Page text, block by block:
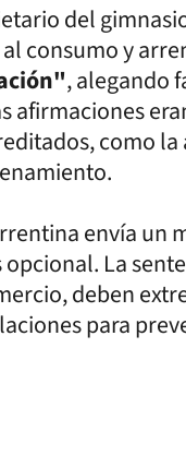
del
consumo y
, alegando
afirmaciones
como
envía un
La
deben
para